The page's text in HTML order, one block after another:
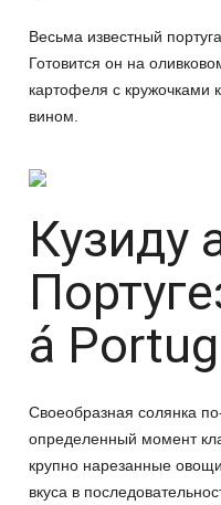
Весьма известный
Готовится он на
картофеля с кружочками
вином.
Кузиду
á
Своеобразная солянка
определенный момент
крупно нарезанные
вкуса в